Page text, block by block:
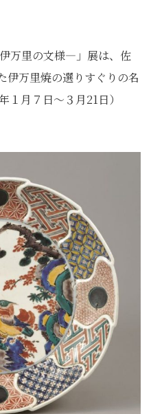
万里の文様―」展は、佐
伊万里焼の選りすぐりの名
１月７日～３月21日）